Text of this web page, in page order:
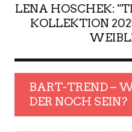
LENA HOSCHEK:
KOLLEKTION
BART-TREND –
DER NOCH SEIN?